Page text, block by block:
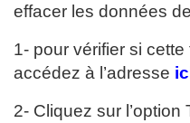
effacer les données
1- pour vérifier si
accédez à l’adresse
2- Cliquez sur